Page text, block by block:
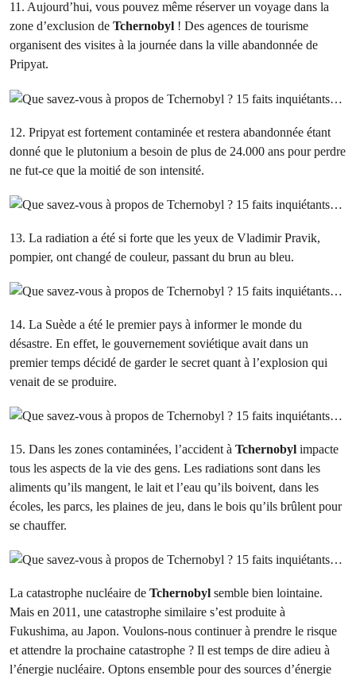
11. Aujourd’hui, vous pouvez même réserver un voyage dans la
zone d’exclusion de Tchernobyl ! Des agences de tourisme
organisent des visites à la journée dans la ville abandonnée de
Pripyat.
12. Pripyat est fortement contaminée et restera abandonnée étant
donné que le plutonium a besoin de plus de 24.000 ans pour perdre
ne fut-ce que la moitié de son intensité.
13. La radiation a été si forte que les yeux de Vladimir Pravik,
pompier, ont changé de couleur, passant du brun au bleu.
14. La Suède a été le premier pays à informer le monde du
désastre. En effet, le gouvernement soviétique avait dans un
premier temps décidé de garder le secret quant à l’explosion qui
venait de se produire.
15. Dans les zones contaminées, l’accident à Tchernobyl impacte
tous les aspects de la vie des gens. Les radiations sont dans les
aliments qu’ils mangent, le lait et l’eau qu’ils boivent, dans les
écoles, les parcs, les plaines de jeu, dans le bois qu’ils brûlent pour
se chauffer.
La catastrophe nucléaire de Tchernobyl semble bien lointaine.
Mais en 2011, une catastrophe similaire s’est produite à
Fukushima, au Japon. Voulons-nous continuer à prendre le risque
et attendre la prochaine catastrophe ? Il est temps de dire adieu à
l’énergie nucléaire. Optons ensemble pour des sources d’énergie